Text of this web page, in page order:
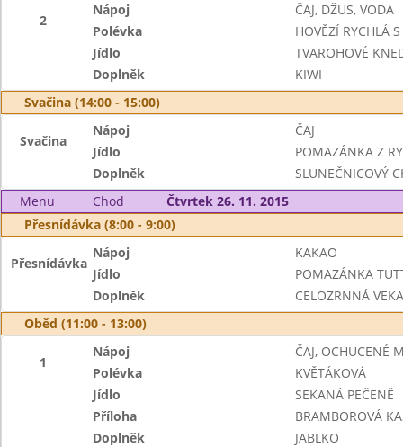
2
Nápoj
ČAJ, DŽUS, VODA
Polévka
HOVĚZÍ RYCHLÁ S
Jídlo
TVAROHOVÉ
Doplněk
KIWI
Svačina (14:00 - 15:00)
Svačina
Nápoj
ČAJ
Jídlo
POMAZÁNKA Z
Doplněk
SLUNEČNICOVÝ
Menu
Chod
Čtvrtek 26. 11. 2015
Přesnídávka (8:00 - 9:00)
Přesnídávka
Nápoj
KAKAO
Jídlo
POMAZÁNKA
Doplněk
CELOZRNNÁ VEKA
Oběd (11:00 - 13:00)
1
Nápoj
ČAJ, OCHUCENÉ
Polévka
KVĚTÁKOVÁ
Jídlo
SEKANÁ PEČENĚ
Příloha
BRAMBOROVÁ
Doplněk
JABLKO